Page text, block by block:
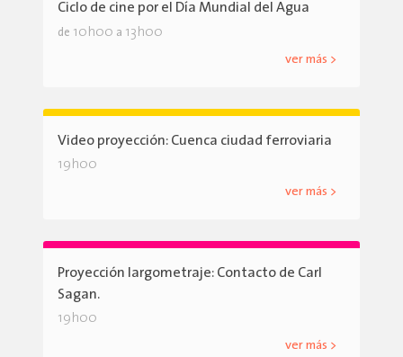
Ciclo de cine por el Día Mundial del Agua
de 10h00 a 13h00
ver más >
Video proyección: Cuenca ciudad ferroviaria
19h00
ver más >
Proyección largometraje: Contacto de Carl
Sagan.
19h00
ver más >